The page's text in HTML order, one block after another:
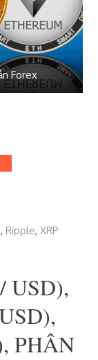
Forex
,Ripple,XRP
USD),
PHÂN